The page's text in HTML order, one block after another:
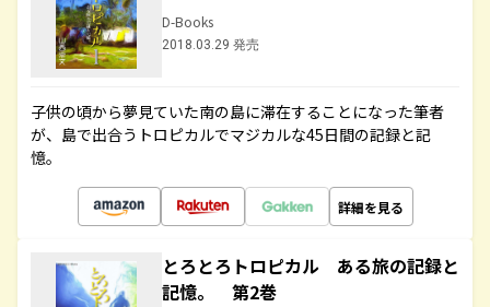
D-Books
2018.03.29 発売
子供の頃から夢見ていた南の島に滞在することになった筆者
が、島で出合うトロピカルでマジカルな45日間の記録と記
憶。
詳細を見る
とろとろトロピカル ある旅の記録と
記憶。 第2巻